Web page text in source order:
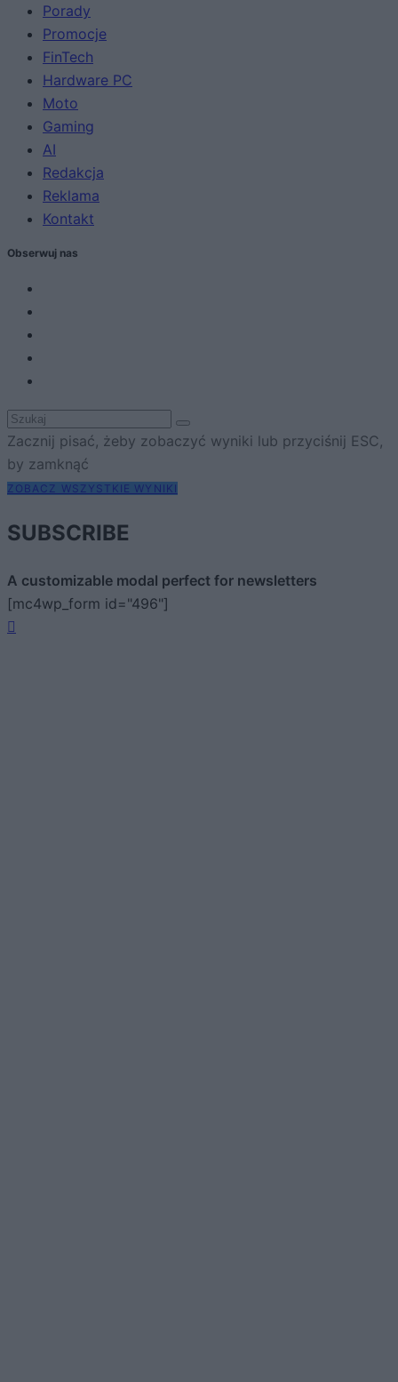
Porady
Promocje
FinTech
Hardware PC
Moto
Gaming
AI
Redakcja
Reklama
Kontakt
Obserwuj nas
Zacznij pisać, żeby zobaczyć wyniki lub przyciśnij ESC,
by zamknąć
ZOBACZ WSZYSTKIE WYNIKI
SUBSCRIBE
A customizable modal perfect for newsletters
[mc4wp_form id="496"]